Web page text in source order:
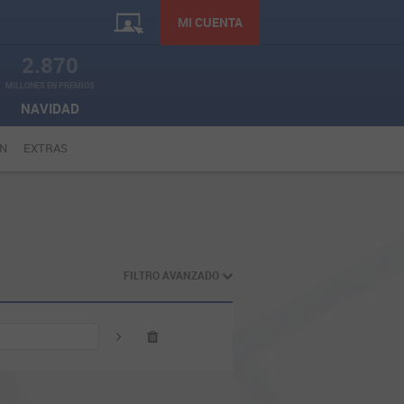
MI CUENTA
NAVIDAD
EXTRAS
FILTRO AVANZADO